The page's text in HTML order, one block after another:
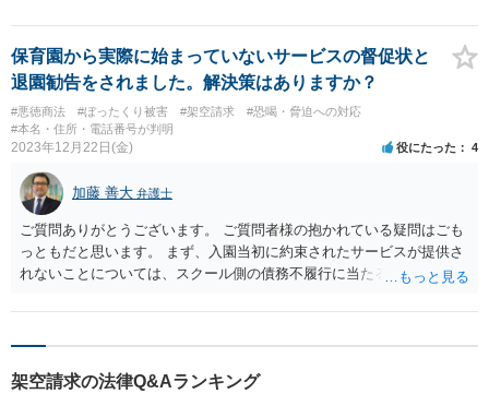
保育園から実際に始まっていないサービスの督促状と
退園勧告をされました。解決策はありますか？
#悪徳商法 #ぼったくり被害 #架空請求
#恐喝・脅迫への対応
#本名・住所・電話番号が判明
2023年12月22日(金) 役にたった 4
加藤 善大 弁護士
ご質問ありがとうございます。 ご質問者様の抱かれている疑問はごも
っともだと思います。 まず、入園当初に約束されたサービスが提供さ
れないことについては、スクール側の債務不履行に当たる可能性があ
払ったお金の返金を要求したりすることが考えられます。 また、新た
生する根拠が不明です。 ご質問者は支払わなければいけないのか、支
架空請求の法律Q&Aランキング